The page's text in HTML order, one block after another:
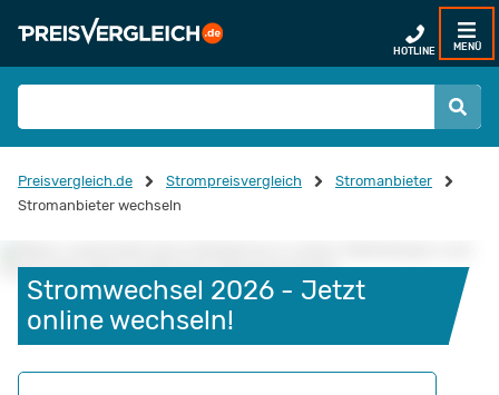
HOTLINE MENÜ
Preisvergleich.de Strompreisvergleich
Stromanbieter
Stromanbieter wechseln
Stromwechsel 2026 - Jetzt
online wechseln!